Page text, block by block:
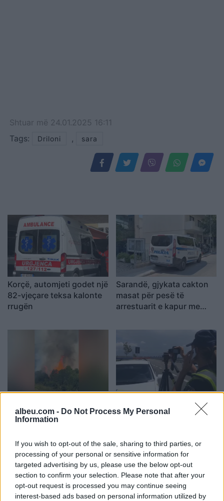
albeu.com - Do Not Process My Personal
Information
If you wish to opt-out of the sale, sharing to third parties, or
processing of your personal or sensitive information for
targeted advertising by us, please use the below opt-out
section to confirm your selection. Please note that after your
opt-out request is processed you may continue seeing
interest-based ads based on personal information utilized by
Shtuar më 24.01.2025 16:11
Tags:
Driloni , sara
Korçë, automjeti godet një
82-vjeçare teksa kalonte
rrugën
Sarandë, gjykata cakton
masat për pesë të
arrestuarit e kapur me
mëdha në Klos, shpëtohet
një e moshuar invalide
elektrike
Përsëritësit e dehur në